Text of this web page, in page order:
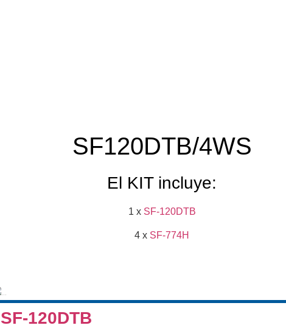
SF120DTB/4WS
El KIT incluye:
1 x SF-120DTB
4 x SF-774H
SF-120DTB